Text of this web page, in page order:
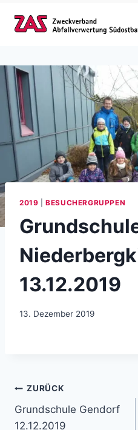
2019 |BESUCHERGRUPPEN
13.12.2019
13. Dezember 2019
ZURÜCK
Grundschule Gendorf
12.12.2019